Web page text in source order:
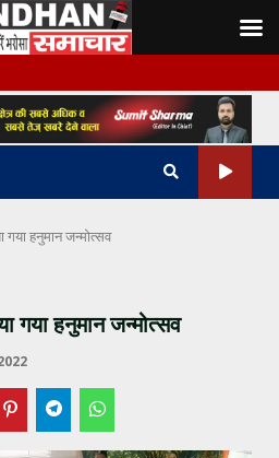
हनुमान जन्मोत्सव
गया हनुमान जन्मोत्सव